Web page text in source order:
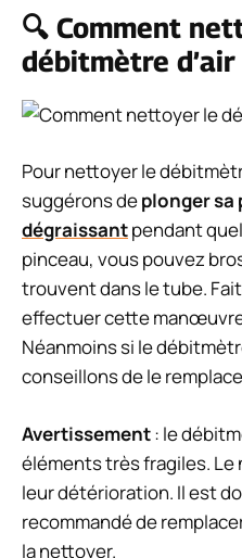
🔍 Comment
débitmètre d’air
Pour nettoyer le
suggérons deplonger
dégraissantpendant
pinceau, vous pouvez
trouvent dans le tube.
effectuer cette
Néanmoins si le
conseillons de le
Avertissement: le
éléments très fragiles.
leur détérioration. Il est
recommandé de
la nettoyer.